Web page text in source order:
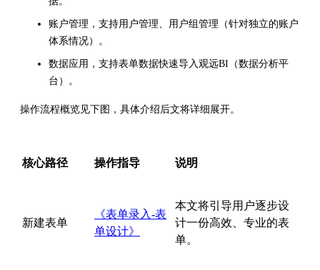
账户管理，支持用户管理、用户组管理（针对独立的账户
体系情况）。
数据应用，支持表单数据快速导入观远BI（数据分析平
台）。
操作流程概览见下图，具体介绍后文将详细展开。
核心路径 操作指导 说明
新建表单
《表单录入-表
单设计》
本文将引导用户逐步设
计一份高效、专业的表
单。